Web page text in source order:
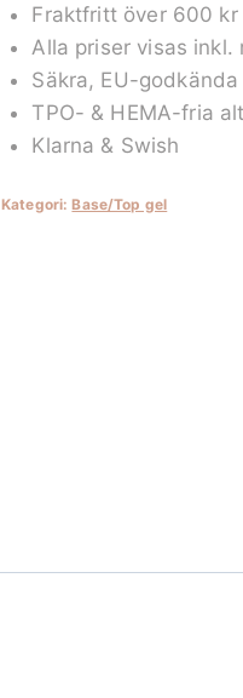
mängd
Fraktfritt över 600 kr
Alla priser visas inkl.
Säkra, EU-
TPO- & HEMA-fria
Klarna & Swish
Kategori:Base/Top gel